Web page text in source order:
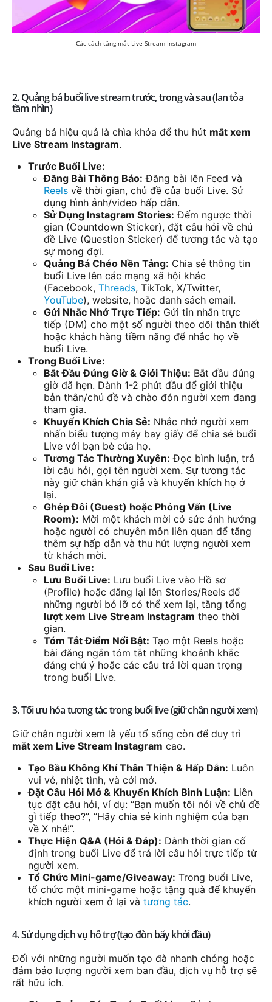
Các cách tăng mắt Live Stream Instagram
2. Quảng bá buổi live stream trước, trong và sau (lan tỏa
tầm nhìn)
Quảng bá hiệu quả là chìa khóa để thu hút mắt xem
Live Stream Instagram.
Trước Buổi Live:
Đăng Bài Thông Báo: Đăng bài lên Feed và
Reels về thời gian, chủ đề của buổi Live. Sử
dụng hình ảnh/video hấp dẫn.
Sử Dụng Instagram Stories: Đếm ngược thời
gian (Countdown Sticker), đặt câu hỏi về chủ
đề Live (Question Sticker) để tương tác và tạo
sự mong đợi.
Quảng Bá Chéo Nền Tảng: Chia sẻ thông tin
buổi Live lên các mạng xã hội khác
(Facebook, Threads, TikTok, X/Twitter,
YouTube), website, hoặc danh sách email.
Gửi Nhắc Nhở Trực Tiếp: Gửi tin nhắn trực
tiếp (DM) cho một số người theo dõi thân thiết
hoặc khách hàng tiềm năng để nhắc họ về
buổi Live.
Trong Buổi Live:
Bắt Đầu Đúng Giờ & Giới Thiệu: Bắt đầu đúng
giờ đã hẹn. Dành 1-2 phút đầu để giới thiệu
bản thân/chủ đề và chào đón người xem đang
tham gia.
Khuyến Khích Chia Sẻ: Nhắc nhở người xem
nhấn biểu tượng máy bay giấy để chia sẻ buổi
Live với bạn bè của họ.
Tương Tác Thường Xuyên: Đọc bình luận, trả
lời câu hỏi, gọi tên người xem. Sự tương tác
này giữ chân khán giả và khuyến khích họ ở
lại.
Ghép Đôi (Guest) hoặc Phỏng Vấn (Live
Room): Mời một khách mời có sức ảnh hưởng
hoặc người có chuyên môn liên quan để tăng
thêm sự hấp dẫn và thu hút lượng người xem
từ khách mời.
Sau Buổi Live:
Lưu Buổi Live: Lưu buổi Live vào Hồ sơ
(Profile) hoặc đăng lại lên Stories/Reels để
những người bỏ lỡ có thể xem lại, tăng tổng
lượt xem Live Stream Instagram theo thời
gian.
Tóm Tắt Điểm Nổi Bật: Tạo một Reels hoặc
bài đăng ngắn tóm tắt những khoảnh khắc
đáng chú ý hoặc các câu trả lời quan trọng
trong buổi Live.
3. Tối ưu hóa tương tác trong buổi live (giữ chân người xem)
Giữ chân người xem là yếu tố sống còn để duy trì
mắt xem Live Stream Instagram cao.
Tạo Bầu Không Khí Thân Thiện & Hấp Dẫn: Luôn
vui vẻ, nhiệt tình, và cởi mở.
Đặt Câu Hỏi Mở & Khuyến Khích Bình Luận: Liên
tục đặt câu hỏi, ví dụ: “Bạn muốn tôi nói về chủ đề
gì tiếp theo?”, “Hãy chia sẻ kinh nghiệm của bạn
về X nhé!”.
Thực Hiện Q&A (Hỏi & Đáp): Dành thời gian cố
định trong buổi Live để trả lời câu hỏi trực tiếp từ
người xem.
Tổ Chức Mini-game/Giveaway: Trong buổi Live,
tổ chức một mini-game hoặc tặng quà để khuyến
khích người xem ở lại và tương tác.
4. Sử dụng dịch vụ hỗ trợ (tạo đòn bẩy khởi đầu)
Đối với những người muốn tạo đà nhanh chóng hoặc
đảm bảo lượng người xem ban đầu, dịch vụ hỗ trợ sẽ
rất hữu ích.